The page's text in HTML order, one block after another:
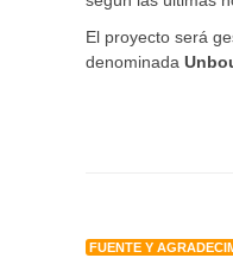
El proyecto será
denominada
FUENTE Y